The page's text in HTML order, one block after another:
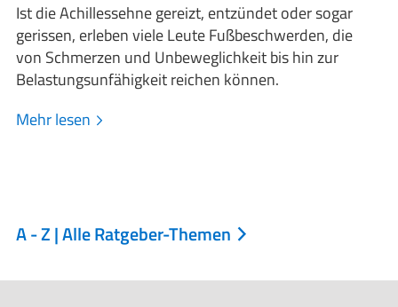
Ist die Achillessehne gereizt, entzündet oder sogar
gerissen, erleben viele Leute Fußbeschwerden, die
von Schmerzen und Unbeweglichkeit bis hin zur
Belastungsunfähigkeit reichen können.
Mehr lesen
A - Z | Alle Ratgeber-Themen